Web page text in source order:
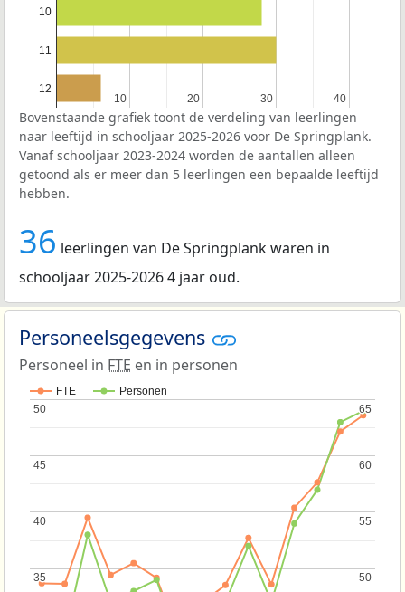
10
10 20
20 30
30 40
40
10
11
12
Bovenstaande grafiek toont de verdeling van leerlingen
naar leeftijd in schooljaar 2025-2026 voor De Springplank.
Vanaf schooljaar 2023-2024 worden de aantallen alleen
getoond als er meer dan 5 leerlingen een bepaalde leeftijd
hebben.
36 leerlingen van De Springplank waren in
schooljaar 2025-2026 4 jaar oud.
Personeelsgegevens
Personeel in FTE en in personen
FTE Personen
35
35
40
40
45
45
50
50
50
50
55
55
60
60
65
65